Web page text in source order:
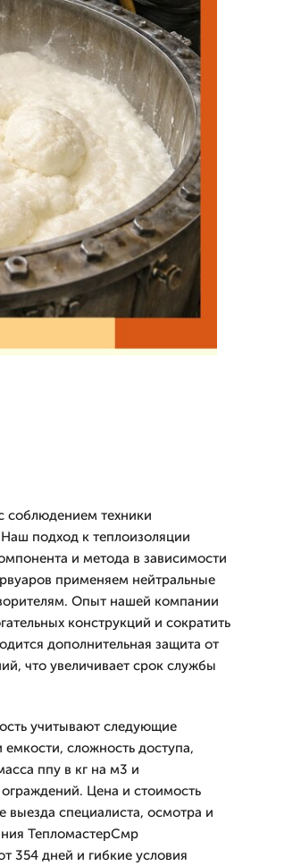
соблюдением техники
подход к теплоизоляции
и метода в зависимости
применяем нейтральные
Опыт нашей компании
конструкций и сократить
дополнительная защита от
что увеличивает срок службы
учитывают следующие
сложность доступа,
ппу в кг на м3 и
Цена и стоимость
выезда специалиста, осмотра и
ТепломастерСмр
354 дней и гибкие условия